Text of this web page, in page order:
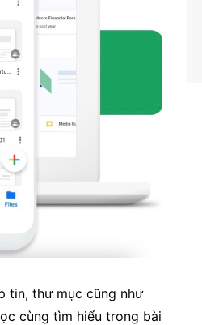
tin, thư mục cũng như
cùng tìm hiểu trong bài